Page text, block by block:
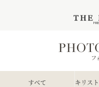
フ
すべて
キリス